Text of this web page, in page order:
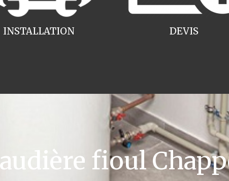
INSTALLATION DEVIS
fioul